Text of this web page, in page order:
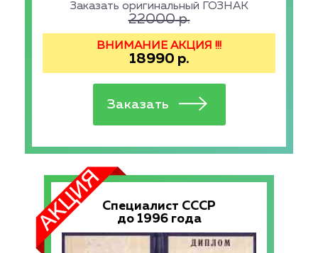
Заказать оригинальный ГОЗНАК
22000р.
ВНИМАНИЕ АКЦИЯ !!!
18990 р.
Специалист СССР
до 1996 года